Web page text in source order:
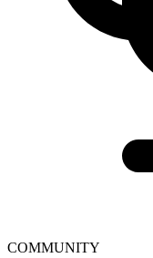
COMMUNITY